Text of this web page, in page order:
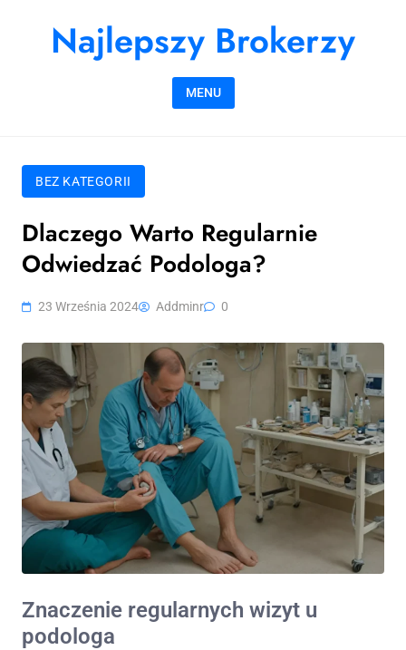
Najlepszy Brokerzy
MENU
BEZ KATEGORII
Dlaczego Warto Regularnie
Odwiedzać Podologa?
23 Września 2024 Addminr 0
Znaczenie regularnych wizyt u
podologa